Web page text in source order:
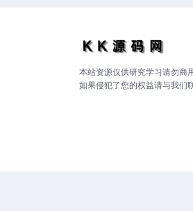
本站资源仅供研究学习请勿商
如果侵犯了您的权益请与我们